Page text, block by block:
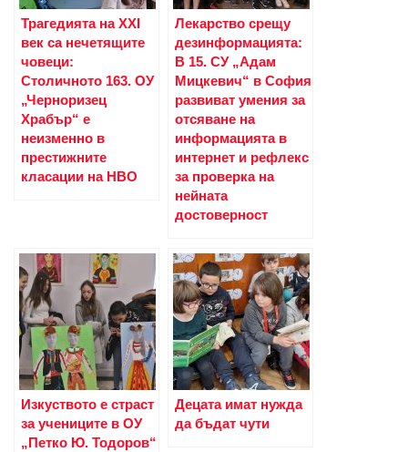
Трагедията на XXI
век са нечетящите
човеци:
Столичното 163. ОУ
„Черноризец
Храбър“ е
неизменно в
престижните
класации на НВО
Лекарство срещу
дезинформацията:
В 15. СУ „Адам
Мицкевич“ в София
развиват умения за
отсяване на
информацията в
интернет и рефлекс
за проверка на
нейната
достоверност
Изкуството е страст
за учениците в ОУ
„Петко Ю. Тодоров“
Децата имат нужда
да бъдат чути